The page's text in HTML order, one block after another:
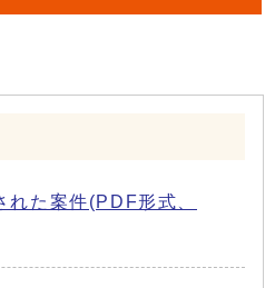
れた案件(PDF形式、